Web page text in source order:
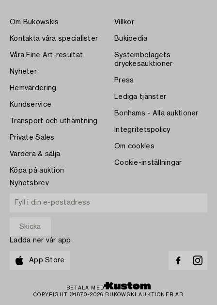
Om Bukowskis
Kontakta våra specialister
Våra Fine Art-resultat
Nyheter
Hemvärdering
Kundservice
Transport och uthämtning
Private Sales
Värdera & sälja
Köpa på auktion
Villkor
Bukipedia
Systembolagets
dryckesauktioner
Press
Lediga tjänster
Bonhams - Alla auktioner
Integritetspolicy
Om cookies
Cookie-inställningar
Nyhetsbrev
Ladda ner vår app
App Store
BETALA MED
COPYRIGHT ©1870-2026 BUKOWSKI AUKTIONER AB